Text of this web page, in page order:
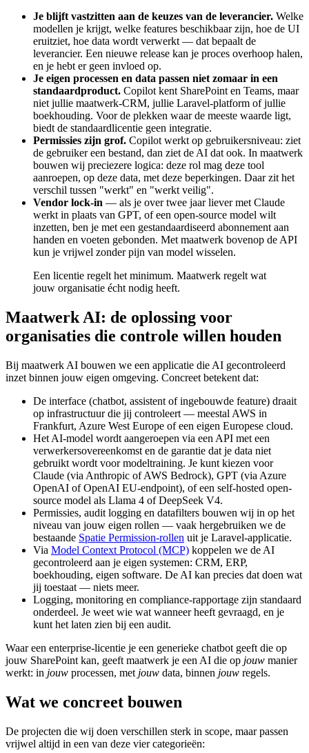
Je blijft vastzitten aan de keuzes van de leverancier. Welke
modellen je krijgt, welke features beschikbaar zijn, hoe de UI
eruitziet, hoe data wordt verwerkt — dat bepaalt de
leverancier. Een nieuwe release kan je proces overhoop halen,
en je hebt er geen invloed op.
Je eigen processen en data passen niet zomaar in een
standaardproduct. Copilot kent SharePoint en Teams, maar
niet jullie maatwerk-CRM, jullie Laravel-platform of jullie
boekhouding. Voor de plekken waar de meeste waarde ligt,
biedt de standaardlicentie geen integratie.
Permissies zijn grof. Copilot werkt op gebruikersniveau: ziet
de gebruiker een bestand, dan ziet de AI dat ook. In maatwerk
bouwen wij preciezere logica: deze rol mag deze tool
aanroepen, op deze data, met deze beperkingen. Daar zit het
verschil tussen "werkt" en "werkt veilig".
Vendor lock-in — als je over twee jaar liever met Claude
werkt in plaats van GPT, of een open-source model wilt
inzetten, ben je met een gestandaardiseerd abonnement aan
handen en voeten gebonden. Met maatwerk bovenop de API
kun je vrijwel zonder pijn van model wisselen.
Een licentie regelt het minimum. Maatwerk regelt wat
jouw organisatie écht nodig heeft.
Maatwerk AI: de oplossing voor
organisaties die controle willen houden
Bij maatwerk AI bouwen we een applicatie die AI gecontroleerd
inzet binnen jouw eigen omgeving. Concreet betekent dat:
De interface (chatbot, assistent of ingebouwde feature) draait
op infrastructuur die jij controleert — meestal AWS in
Frankfurt, Azure West Europe of een eigen Europese cloud.
Het AI-model wordt aangeroepen via een API met een
verwerkersovereenkomst en de garantie dat je data niet
gebruikt wordt voor modeltraining. Je kunt kiezen voor
Claude (via Anthropic of AWS Bedrock), GPT (via Azure
OpenAI of OpenAI EU-endpoint), of een self-hosted open-
source model als Llama 4 of DeepSeek V4.
Permissies, audit logging en datafilters bouwen wij in op het
niveau van jouw eigen rollen — vaak hergebruiken we de
bestaande Spatie Permission-rollen uit je Laravel-applicatie.
Via Model Context Protocol (MCP) koppelen we de AI
gecontroleerd aan je eigen systemen: CRM, ERP,
boekhouding, eigen software. De AI kan precies dat doen wat
jij toestaat — niets meer.
Logging, monitoring en compliance-rapportage zijn standaard
onderdeel. Je weet wie wat wanneer heeft gevraagd, en je
kunt het laten zien bij een audit.
Waar een enterprise-licentie je een generieke chatbot geeft die op
jouw SharePoint kan, geeft maatwerk je een AI die op jouw manier
werkt: in jouw processen, met jouw data, binnen jouw regels.
Wat we concreet bouwen
De projecten die wij doen verschillen sterk in scope, maar passen
vrijwel altijd in een van deze vier categorieën: